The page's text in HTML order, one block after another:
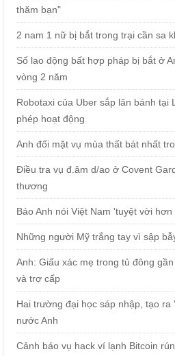
thăm bạn"
2 nam 1 nữ bị bắt trong trại cần sa
Số lao động bất hợp pháp bị bắt ở
vòng 2 năm
Robotaxi của Uber sắp lăn bánh tại
phép hoạt động
Anh đối mặt vụ mùa thất bát nhất
Điều tra vụ đ.âm d/ao ở Covent
thương
Báo Anh nói Việt Nam 'tuyệt vời hơn
Những người Mỹ trắng tay vì sập
Anh: Giấu xác mẹ trong tủ đông
và trợ cấp
Hai trường đại học sáp nhập, tạo ra
nước Anh
Cảnh báo vụ hack ví lạnh Bitcoin